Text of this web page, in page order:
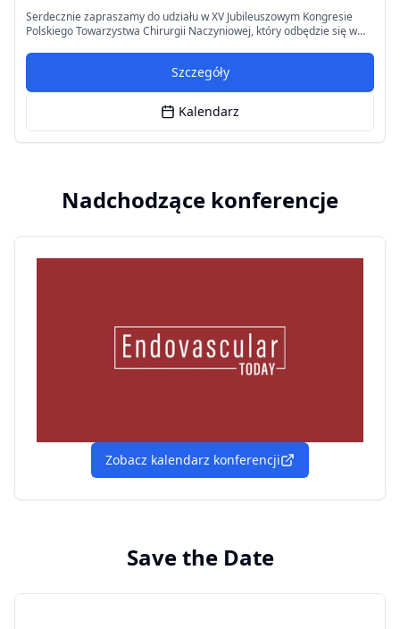
Serdecznie zapraszamy do udziału w XV Jubileuszowym Kongresie
Polskiego Towarzystwa Chirurgii Naczyniowej, który odbędzie się w
wydarzenie będzie okazją do wymiany doświadczeń i poznania
najnowszych osiągnięć w dziedzinie chirurgii naczyniowej.
Szczegóły
Kalendarz
Nadchodzące konferencje
Zobacz kalendarz konferencji
Save the Date